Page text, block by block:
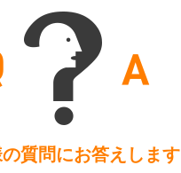
質問にお答えします